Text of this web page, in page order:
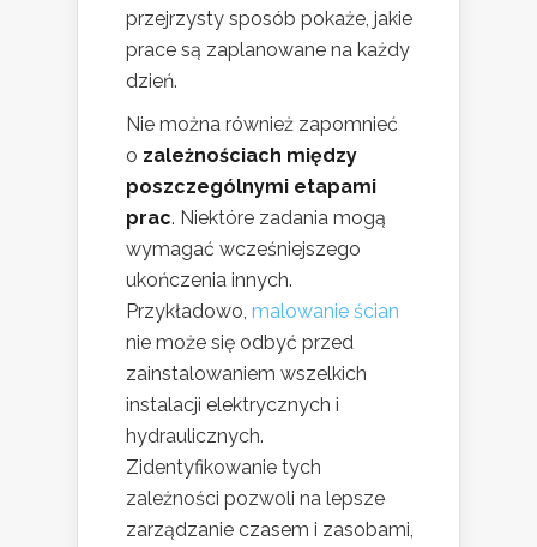
przejrzysty sposób pokaże, jakie
prace są zaplanowane na każdy
dzień.
Nie można również zapomnieć
o zależnościach między
poszczególnymi etapami
prac. Niektóre zadania mogą
wymagać wcześniejszego
ukończenia innych.
Przykładowo, malowanie ścian
nie może się odbyć przed
zainstalowaniem wszelkich
instalacji elektrycznych i
hydraulicznych.
Zidentyfikowanie tych
zależności pozwoli na lepsze
zarządzanie czasem i zasobami,